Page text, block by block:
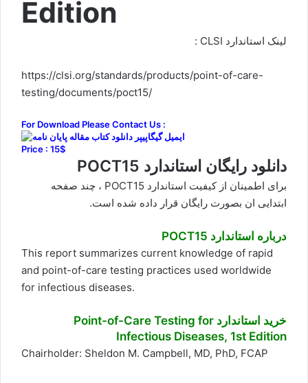
Edition
لینک استاندارد CLSI :
https://clsi.org/standards/products/point-of-care-
testing/documents/poct15/
For Download Please Contact Us :
Price : 15$
دانلود رایگان استاندارد POCT15
برای اطمینان از کیفیت استاندارد POCT15 ، چند صفحه
ابتدایی ان بصورت رایگان قرار داده شده است.
درباره استاندارد POCT15
This report summarizes current knowledge of rapid
and point-of-care testing practices used worldwide
for infectious diseases.
خرید استاندارد Point-of-Care Testing for
Infectious Diseases, 1st Edition
Chairholder: Sheldon M. Campbell, MD, PhD, FCAP